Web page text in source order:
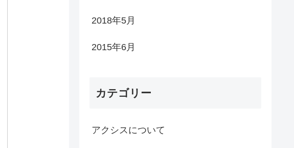
2018年5月
2015年6月
カテゴリー
アクシスについて